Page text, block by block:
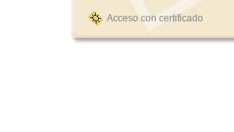
Acceso con certificado